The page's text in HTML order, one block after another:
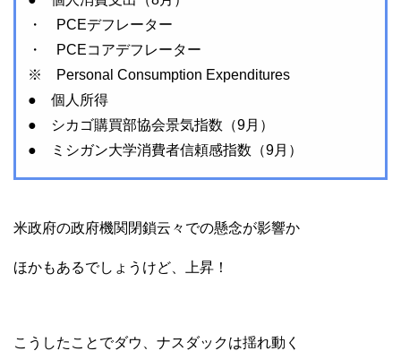
・ PCEデフレーター
・ PCEコアデフレーター
※ Personal Consumption Expenditures
● 個人所得
● シカゴ購買部協会景気指数（9月）
● ミシガン大学消費者信頼感指数（9月）
米政府の政府機関閉鎖云々での懸念が影響か
ほかもあるでしょうけど、上昇！
こうしたことでダウ、ナスダックは揺れ動く